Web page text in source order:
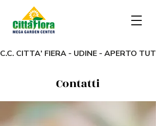
C.C. CITTA' FIERA - UDINE - APERTO
Contatti